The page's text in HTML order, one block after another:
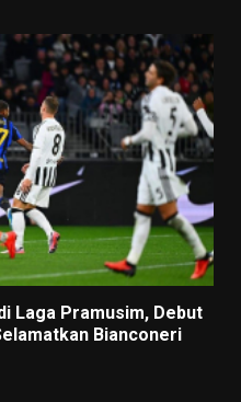
Laga Pramusim, Debut
Bianconeri